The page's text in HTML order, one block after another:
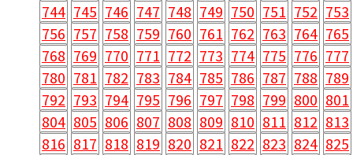
744 745 746 747 748 749 750 751 752 753
756 757 758 759 760 761 762 763 764 765
768 769 770 771 772 773 774 775 776 777
780 781 782 783 784 785 786 787 788 789
792 793 794 795 796 797 798 799 800 801
804 805 806 807 808 809 810 811 812 813
816 817 818 819 820 821 822 823 824 825